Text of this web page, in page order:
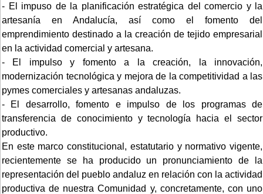
- El impuso de la planificación estratégica del comercio y la
artesanía en Andalucía, así como el fomento del
emprendimiento destinado a la creación de tejido empresarial
en la actividad comercial y artesana.
- El impulso y fomento a la creación, la innovación,
modernización tecnológica y mejora de la competitividad a las
pymes comerciales y artesanas andaluzas.
- El desarrollo, fomento e impulso de los programas de
transferencia de conocimiento y tecnología hacia el sector
productivo.
En este marco constitucional, estatutario y normativo vigente,
recientemente se ha producido un pronunciamiento de la
representación del pueblo andaluz en relación con la actividad
productiva de nuestra Comunidad y, concretamente, con uno